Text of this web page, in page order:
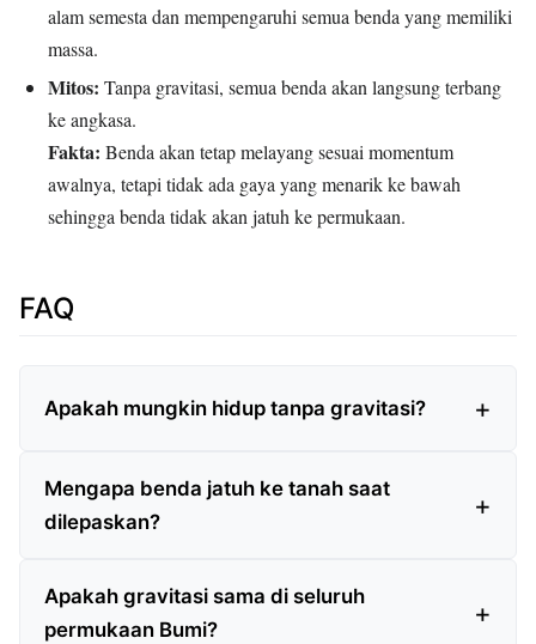
alam semesta dan mempengaruhi semua benda yang memiliki
massa.
Mitos: Tanpa gravitasi, semua benda akan langsung terbang
ke angkasa.
Fakta: Benda akan tetap melayang sesuai momentum
awalnya, tetapi tidak ada gaya yang menarik ke bawah
sehingga benda tidak akan jatuh ke permukaan.
FAQ
Apakah mungkin hidup tanpa gravitasi?
Mengapa benda jatuh ke tanah saat
dilepaskan?
Apakah gravitasi sama di seluruh
permukaan Bumi?